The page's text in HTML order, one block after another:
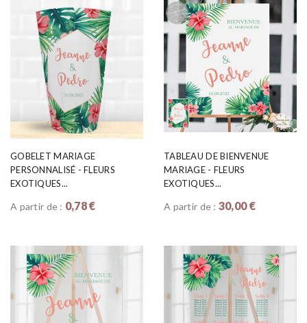
GOBELET MARIAGE
PERSONNALISÉ - FLEURS
EXOTIQUES...
A partir de : 0,78 €
TABLEAU DE BIENVENUE
MARIAGE - FLEURS
EXOTIQUES...
A partir de : 30,00 €